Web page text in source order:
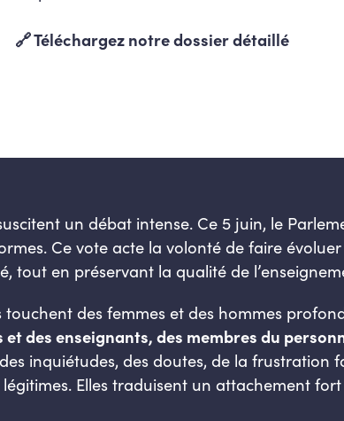
🔗 Téléchargez notre dossier détaillé
un débat intense. Ce 5 juin, le
Ce vote acte la volonté de faire
tout en préservant la qualité de
touchent des femmes et des hommes
des enseignants, des membres du
inquiétudes, des doutes, de la frustration
Elles traduisent un attachement fort